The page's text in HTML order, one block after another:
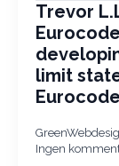
Trevor
limit
Ingen